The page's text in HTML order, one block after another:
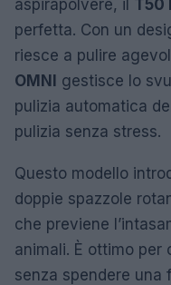
aspirapolvere, il T50
perfetta. Con un
riesce a pulire
OMNI
gestisce lo
pulizia automatica
pulizia senza stress.
Questo modello
doppie spazzole
che previene
animali. È ottimo per
senza spendere una